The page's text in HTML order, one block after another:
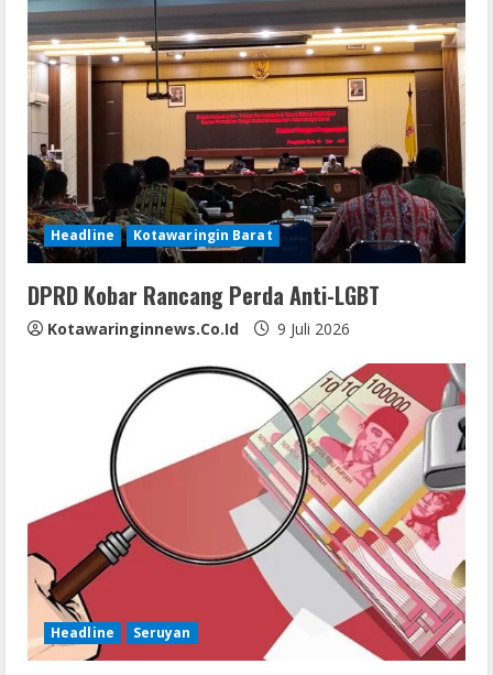
e
R
e
a
d
i
n
g
Headline Kotawaringin Barat
DPRD Kobar Rancang Perda Anti-LGBT
Kotawaringinnews.co.id 9 Juli 2026
Headline Seruyan